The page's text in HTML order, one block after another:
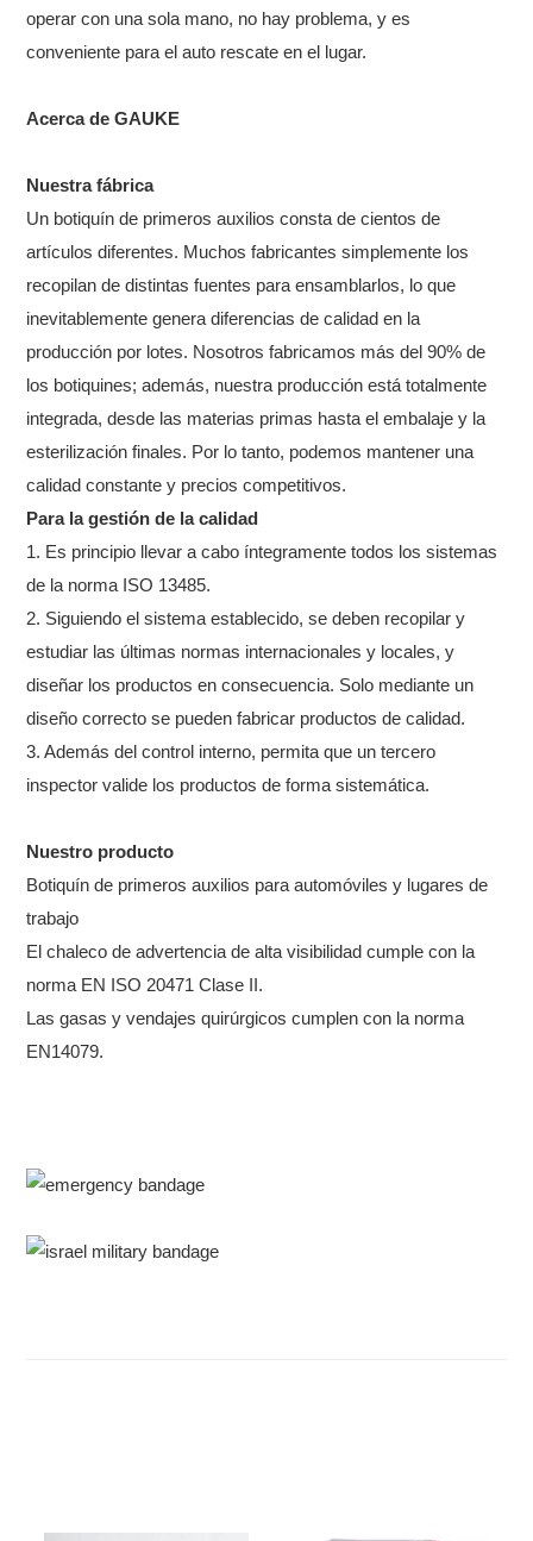
operar con una sola mano, no hay problema, y ​​es
conveniente para el auto rescate en el lugar.
Acerca de GAUKE
Nuestra fábrica
Un botiquín de primeros auxilios consta de cientos de
artículos diferentes. Muchos fabricantes simplemente los
recopilan de distintas fuentes para ensamblarlos, lo que
inevitablemente genera diferencias de calidad en la
producción por lotes. Nosotros fabricamos más del 90% de
los botiquines; además, nuestra producción está totalmente
integrada, desde las materias primas hasta el embalaje y la
esterilización finales. Por lo tanto, podemos mantener una
calidad constante y precios competitivos.
Para la gestión de la calidad
1. Es principio llevar a cabo íntegramente todos los sistemas
de la norma ISO 13485.
2. Siguiendo el sistema establecido, se deben recopilar y
estudiar las últimas normas internacionales y locales, y
diseñar los productos en consecuencia. Solo mediante un
diseño correcto se pueden fabricar productos de calidad.
3. Además del control interno, permita que un tercero
inspector valide los productos de forma sistemática.
Nuestro producto
Botiquín de primeros auxilios para automóviles y lugares de
trabajo
El chaleco de advertencia de alta visibilidad cumple con la
norma EN ISO 20471 Clase II.
Las gasas y vendajes quirúrgicos cumplen con la norma
EN14079.